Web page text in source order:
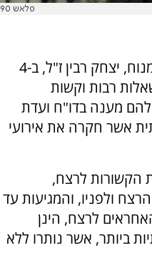
פלאש 90
1. לאחר רצח ראש המשלה המנוח, יצחק רבין ז"ל, ב-4
שאלות רבות וקשות
מענה בדו"ח ועדת
אשר חקרה את אירועי
הקשורות לרצח,
ולפניו, והמגיעות עד
לרצח, הינן
ביותר, אשר נותרו ללא